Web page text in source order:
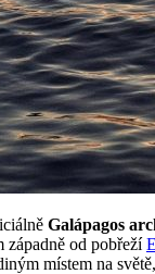
Galápagos
západně od pobřeží
místem na